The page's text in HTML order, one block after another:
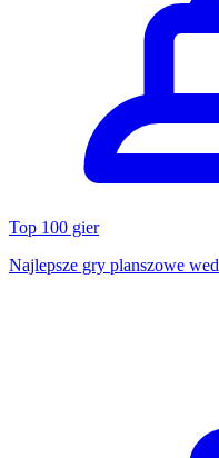
Top 100 gier
Najlepsze gry planszowe